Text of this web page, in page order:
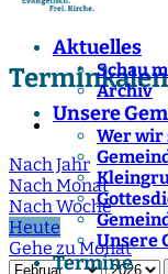
Aktuelles
Schau
Archiv
Unsere
Wer wir
Unsere
Termine
Nach Jahr
Nach Monat
Nach Woche
Heute
Gehe zu Monat